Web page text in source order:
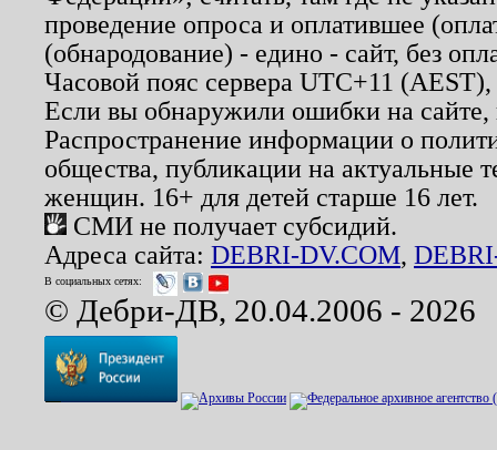
проведение опроса и оплатившее
(обнародование) - едино - сайт, без
Часовой пояс сервера UTC+11
Если вы обнаружили ошибки на
Распространение информации о
общества, публикации на актуальные
женщин. 16+ для детей старше 16 лет.
СМИ не получает субсидий.
Адреса сайта: DEBRI-DV.COM,
В социальных сетях:
© Дебри-ДВ, 20.04.2006 - 2026